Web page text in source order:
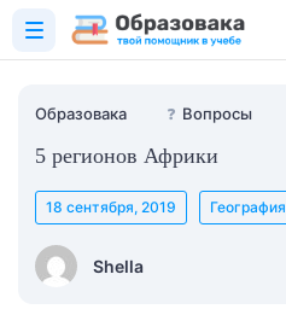
Образовака ❓ Вопросы
5 регионов Африки
Shella
18 сентября, 2019 География